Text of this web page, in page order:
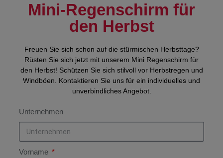
Mini-Regenschirm für
den Herbst
Freuen Sie sich schon auf die stürmischen Herbsttage?
Rüsten Sie sich jetzt mit unserem Mini Regenschirm für
den Herbst! Schützen Sie sich stilvoll vor Herbstregen und
Windböen. Kontaktieren Sie uns für ein individuelles und
unverbindliches Angebot.
Unternehmen
Vorname